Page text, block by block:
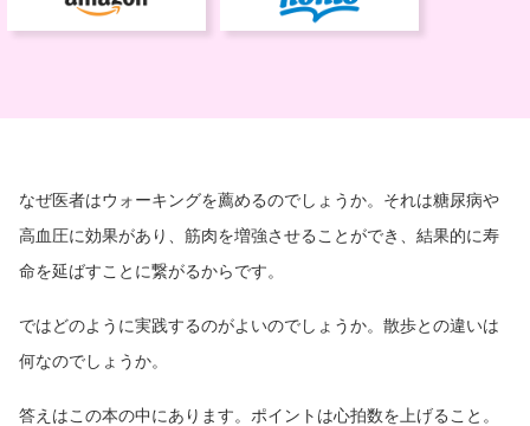
なぜ医者はウォーキングを薦めるのでしょうか。それは糖尿病や
高血圧に効果があり、筋肉を増強させることができ、結果的に寿
命を延ばすことに繋がるからです。
ではどのように実践するのがよいのでしょうか。散歩との違いは
何なのでしょうか。
答えはこの本の中にあります。ポイントは心拍数を上げること。